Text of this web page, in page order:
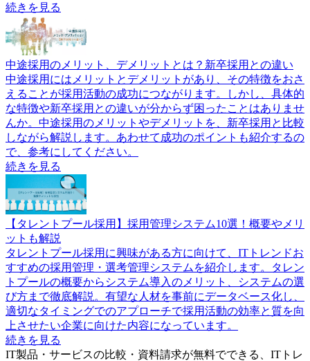
続きを見る
中途採用のメリット、デメリットとは？新卒採用との違い
中途採用にはメリットとデメリットがあり、その特徴をおさ
えることが採用活動の成功につながります。しかし、具体的
な特徴や新卒採用との違いが分からず困ったことはありませ
んか。中途採用のメリットやデメリットを、新卒採用と比較
しながら解説します。あわせて成功のポイントも紹介するの
で、参考にしてください。
続きを見る
【タレントプール採用】採用管理システム10選！概要やメリ
ットも解説
タレントプール採用に興味がある方に向けて、ITトレンドお
すすめの採用管理・選考管理システムを紹介します。タレン
トプールの概要からシステム導入のメリット、システムの選
び方まで徹底解説。有望な人材を事前にデータベース化し、
適切なタイミングでのアプローチで採用活動の効率と質を向
上させたい企業に向けた内容になっています。
続きを見る
IT製品・サービスの比較・資料請求が無料でできる、ITトレ